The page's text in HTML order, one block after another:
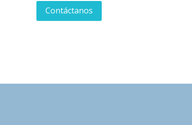
Contáctanos